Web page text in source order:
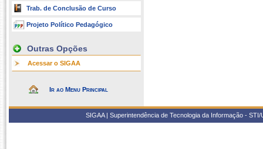
Trab. de Conclusão de Curso
Projeto Político Pedagógico
Outras Opções
Acessar o SIGAA
Ir ao Menu Principal
SIGAA | Superintendência de Tecnologia da Informação -